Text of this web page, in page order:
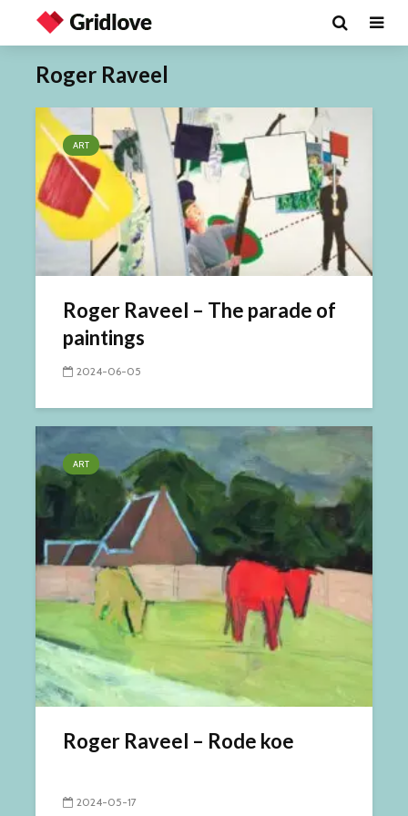
Roger Raveel
ART
Roger Raveel – The parade of
paintings
2024-06-05
ART
Roger Raveel – Rode koe
2024-05-17